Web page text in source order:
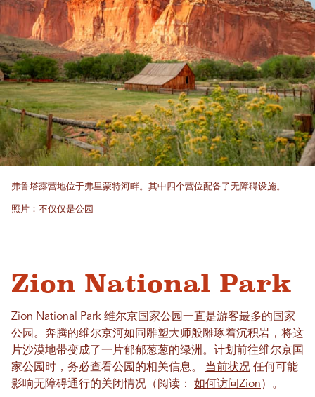
弗鲁塔露营地位于弗里蒙特河畔。其中四个营位配备了无障碍设施。
照片：不仅仅是公园
Zion National Park
Zion National Park 维尔京国家公园一直是游客最多的国家
公园。奔腾的维尔京河如同雕塑大师般雕琢着沉积岩，将这
片沙漠地带变成了一片郁郁葱葱的绿洲。计划前往维尔京国
家公园时，务必查看公园的相关信息。 当前状况 任何可能
影响无障碍通行的关闭情况（阅读： 如何访问Zion ）。